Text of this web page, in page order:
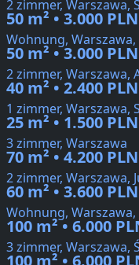
2 zimmer, Warszawa,
50 m² • 3.000 PLN
Wohnung, Warszawa,
50 m² • 3.000 PLN
2 zimmer, Warszawa,
40 m² • 2.400 PLN
1 zimmer, Warszawa,
25 m² • 1.500 PLN
3 zimmer, Warszawa
70 m² • 4.200 PLN
2 zimmer, Warszawa,
60 m² • 3.600 PLN
Wohnung,
100 m² • 6.000
3 zimmer, Warszawa,